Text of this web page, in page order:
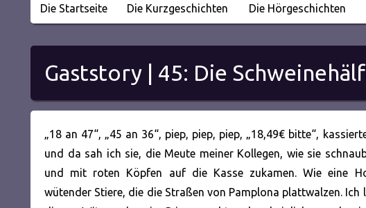
Clue Writing
Die Startseite Die Kurzgeschichten Die Hörgeschichten
Gaststory | 45: Die
„18 an 47“, „45 an 36“, piep, piep, piep, „18,49€ bitte“,
und da sah ich sie, die Meute meiner Kollegen, wie sie
und mit roten Köpfen auf die Kasse zukamen. Wie eine
wütender Stiere, die die Straßen von Pamplona plattwalzen. Ich